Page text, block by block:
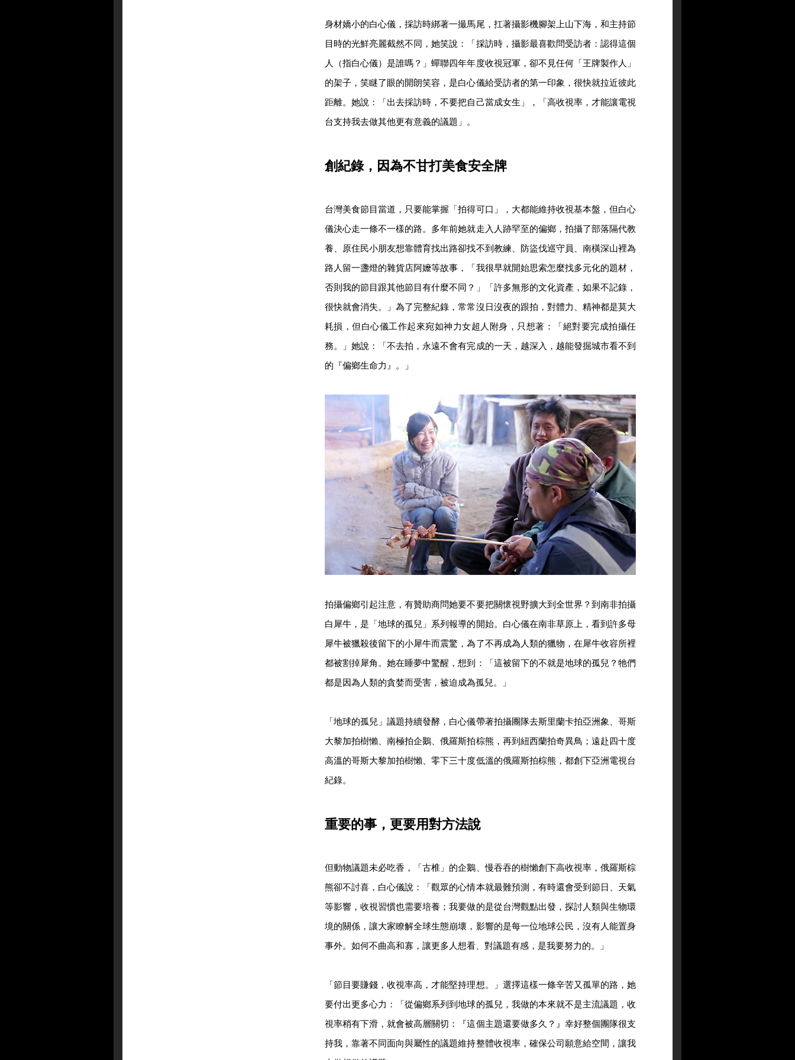
身材嬌小的白心儀，採訪時綁著一撮馬尾，扛著攝影機腳架上山下海，和主持節
目時的光鮮亮麗截然不同，她笑說：「採訪時，攝影最喜歡問受訪者：認得這個
人（指白心儀）是誰嗎？」蟬聯四年年度收視冠軍，卻不見任何「王牌製作人」
的架子，笑瞇了眼的開朗笑容，是白心儀給受訪者的第一印象，很快就拉近彼此
距離。她說：「出去採訪時，不要把自己當成女生」，「高收視率，才能讓電視
台支持我去做其他更有意義的議題」。
創紀錄，因為不甘打美食安全牌
台灣美食節目當道，只要能掌握「拍得可口」，大都能維持收視基本盤，但白心
儀決心走一條不一樣的路。多年前她就走入人跡罕至的偏鄉，拍攝了部落隔代教
養、原住民小朋友想靠體育找出路卻找不到教練、防盜伐巡守員、南橫深山裡為
路人留一盞燈的雜貨店阿嬤等故事，「我很早就開始思索怎麼找多元化的題材，
否則我的節目跟其他節目有什麼不同？」「許多無形的文化資產，如果不記錄，
很快就會消失。」為了完整紀錄，常常沒日沒夜的跟拍，對體力、精神都是莫大
耗損，但白心儀工作起來宛如神力女超人附身，只想著：「絕對要完成拍攝任
務。」她說：「不去拍，永遠不會有完成的一天，越深入，越能發掘城市看不到
的『偏鄉生命力』。」
拍攝偏鄉引起注意，有贊助商問她要不要把關懷視野擴大到全世界？到南非拍攝
白犀牛，是「地球的孤兒」系列報導的開始。白心儀在南非草原上，看到許多母
犀牛被獵殺後留下的小犀牛而震驚，為了不再成為人類的獵物，在犀牛收容所裡
都被割掉犀角。她在睡夢中驚醒，想到：「這被留下的不就是地球的孤兒？牠們
都是因為人類的貪婪而受害，被迫成為孤兒。」
「地球的孤兒」議題持續發酵，白心儀帶著拍攝團隊去斯里蘭卡拍亞洲象、哥斯
大黎加拍樹懶、南極拍企鵝、俄羅斯拍棕熊，再到紐西蘭拍奇異鳥；遠赴四十度
高溫的哥斯大黎加拍樹懶、零下三十度低溫的俄羅斯拍棕熊，都創下亞洲電視台
紀錄。
重要的事，更要用對方法說
但動物議題未必吃香，「古椎」的企鵝、慢吞吞的樹懶創下高收視率，俄羅斯棕
熊卻不討喜，白心儀說：「觀眾的心情本就最難預測，有時還會受到節日、天氣
等影響，收視習慣也需要培養；我要做的是從台灣觀點出發，探討人類與生物環
境的關係，讓大家瞭解全球生態崩壞，影響的是每一位地球公民，沒有人能置身
事外。如何不曲高和寡，讓更多人想看、對議題有感，是我要努力的。」
「節目要賺錢，收視率高，才能堅持理想。」選擇這樣一條辛苦又孤單的路，她
要付出更多心力：「從偏鄉系列到地球的孤兒，我做的本來就不是主流議題，收
視率稍有下滑，就會被高層關切：『這個主題還要做多久？』幸好整個團隊很支
持我，靠著不同面向與屬性的議題維持整體收視率，確保公司願意給空間，讓我